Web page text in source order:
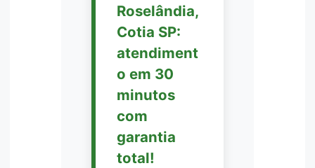
Roselândia,
Cotia SP:
atendiment
o em 30
minutos
com
garantia
total!